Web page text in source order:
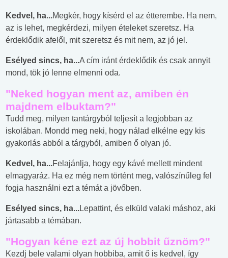
Kedvel, ha...Megkér, hogy kísérd el az étterembe. Ha nem,
az is lehet, megkérdezi, milyen ételeket szeretsz. Ha
érdeklődik afelől, mit szeretsz és mit nem, az jó jel.
Esélyed sincs, ha...A cím iránt érdeklődik és csak annyit
mond, tök jó lenne elmenni oda.
"Neked hogyan ment az, amiben én
majdnem elbuktam?"
Tudd meg, milyen tantárgyból teljesít a legjobban az
iskolában. Mondd meg neki, hogy nálad elkélne egy kis
gyakorlás abból a tárgyból, amiben ő olyan jó.
Kedvel, ha...Felajánlja, hogy egy kávé mellett mindent
elmagyaráz. Ha ez még nem történt meg, valószínűleg fel
fogja használni ezt a témát a jövőben.
Esélyed sincs, ha...Lepattint, és elküld valaki máshoz, aki
jártasabb a témában.
"Hogyan kéne ezt az új hobbit űznöm?"
Kezdj bele valami olyan hobbiba, amit ő is kedvel, így